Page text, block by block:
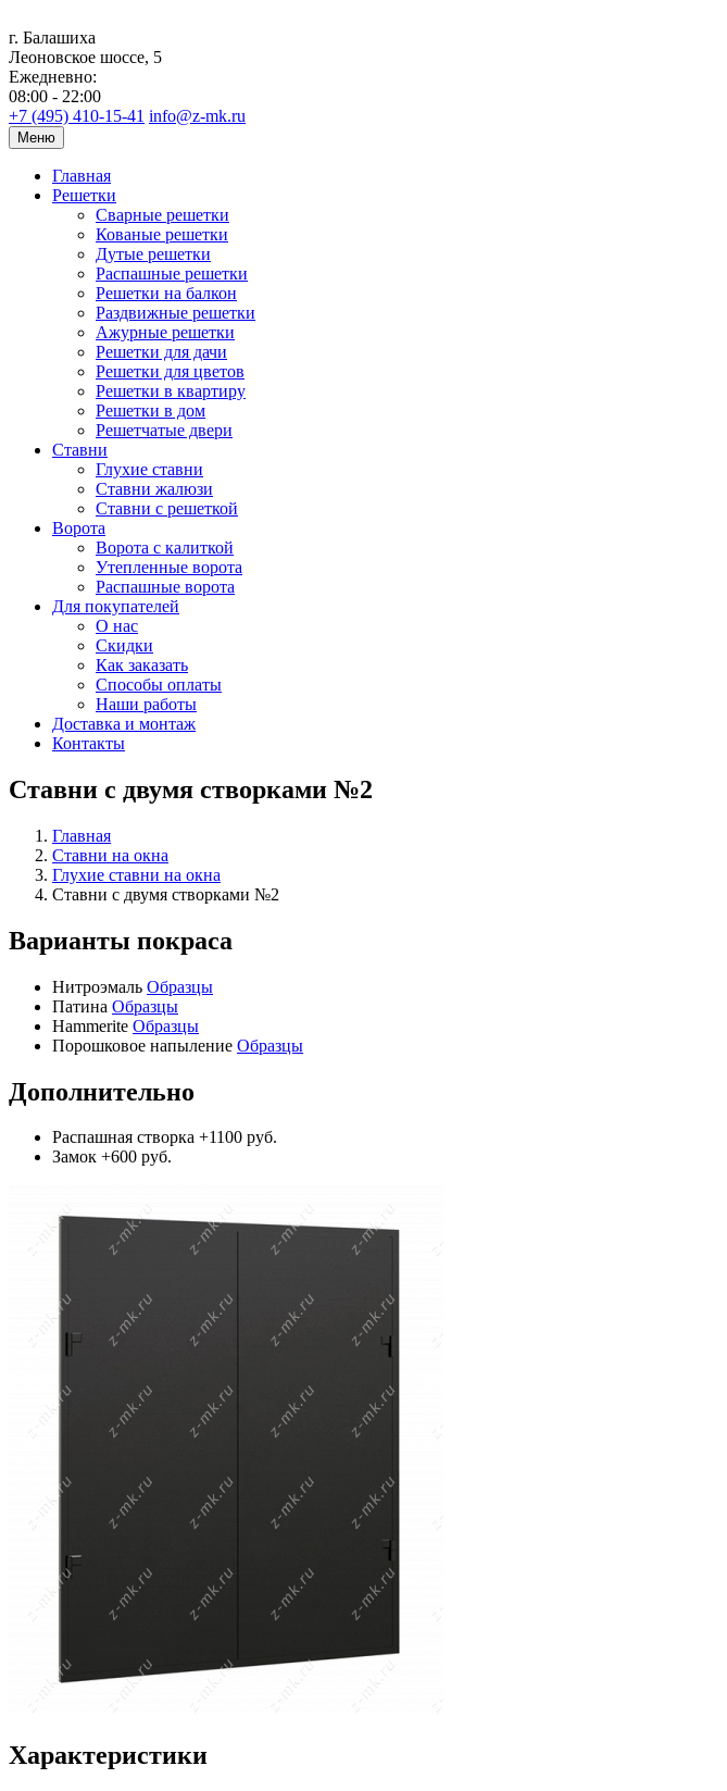
г. Балашиха
Леоновское шоссе, 5
Ежедневно:
08:00 - 22:00
+7 (495) 410-15-41 info@z-mk.ru
Меню
Главная
Решетки
Сварные решетки
Кованые решетки
Дутые решетки
Распашные решетки
Решетки на балкон
Раздвижные решетки
Ажурные решетки
Решетки для дачи
Решетки для цветов
Решетки в квартиру
Решетки в дом
Решетчатые двери
Ставни
Глухие ставни
Ставни жалюзи
Ставни с решеткой
Ворота
Ворота с калиткой
Утепленные ворота
Распашные ворота
Для покупателей
О нас
Скидки
Как заказать
Способы оплаты
Наши работы
Доставка и монтаж
Контакты
Ставни с двумя створками №2
Главная
Ставни на окна
Глухие ставни на окна
Ставни с двумя створками №2
Варианты покраса
Нитроэмаль Образцы
Патина Образцы
Hammerite Образцы
Порошковое напыление Образцы
Дополнительно
Распашная створка +1100 руб.
Замок +600 руб.
Характеристики